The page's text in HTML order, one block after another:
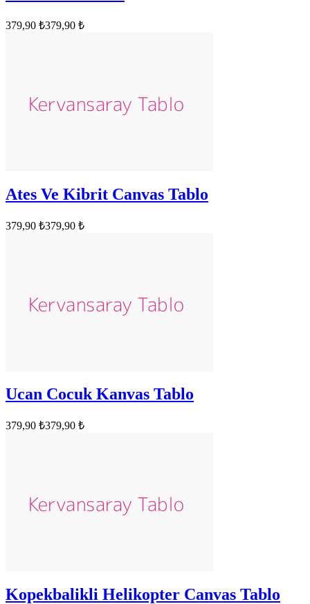
379,90 ₺379,90 ₺
Ates Ve Kibrit Canvas Tablo
379,90 ₺379,90 ₺
Ucan Cocuk Kanvas Tablo
379,90 ₺379,90 ₺
Kopekbalikli Helikopter Canvas Tablo